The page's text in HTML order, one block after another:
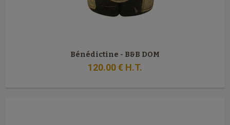
Bénédictine - B&B DOM
120.00€ H.T.